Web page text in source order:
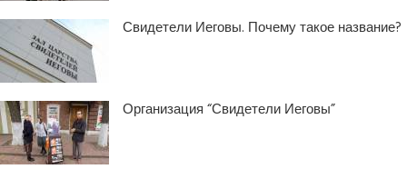
Свидетели Иеговы. Почему такое название?
Организация “Свидетели Иеговы”